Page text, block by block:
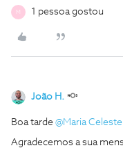
M 1 pessoa gostou
João H.
Boa tarde ​ @Maria
Agradecemos a sua